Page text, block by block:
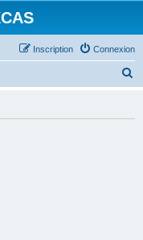
Connexion
Inscription